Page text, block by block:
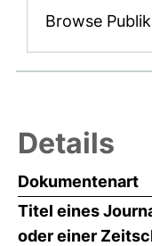
Browse
Details
Dokumentenart
Titel eines
oder einer